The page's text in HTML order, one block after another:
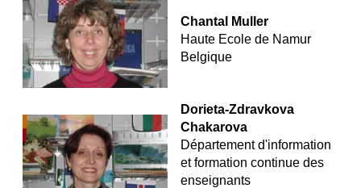
Chantal Muller
Haute Ecole de Namur
Belgique
Dorieta-Zdravkova
Chakarova
Département d'information
et formation continue des
enseignants